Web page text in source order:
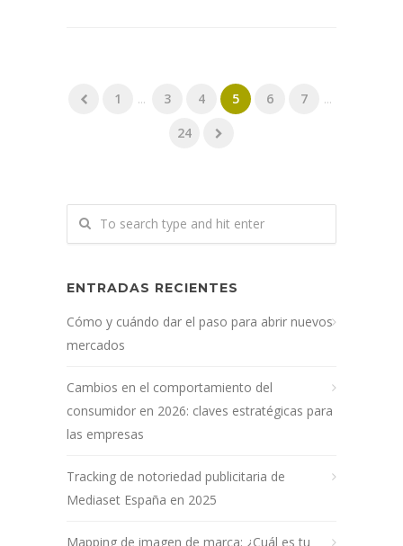
1 ... 3 4 5 6 7
...
24
ENTRADAS RECIENTES
Cómo y cuándo dar el paso para abrir nuevos
mercados
Cambios en el comportamiento del
consumidor en 2026: claves estratégicas para
las empresas
Tracking de notoriedad publicitaria de
Mediaset España en 2025
Mapping de imagen de marca: ¿Cuál es tu